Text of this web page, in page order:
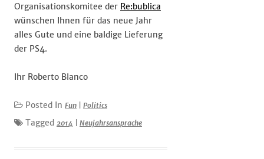
Organisationskomitee der Re:bublica
wünschen Ihnen für das neue Jahr
alles Gute und eine baldige Lieferung
der PS4.
Ihr Roberto Blanco
Posted In Fun Politics
Tagged 2014 Neujahrsansprache